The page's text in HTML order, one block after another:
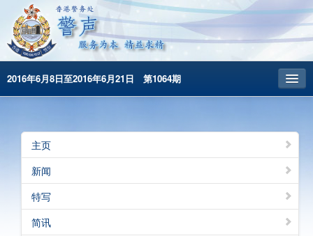
2016年6月8日至2016年6月21日 第1064期
昔日警声
警务处主页
繁體版
English
主页
新闻
特写
简讯